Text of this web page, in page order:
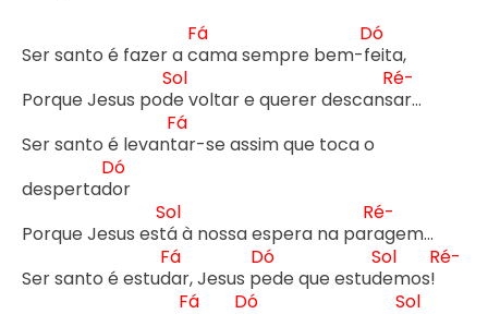
Ser santo é fazer a c
Fá
ama sempre bem-f
Dó
eita,
Porque Jesus pod
Sol
e voltar e querer descans
Ré-
ar…
Ser santo é levant
Fá
ar-se assim que toca o
despertad
Dó
or
Porque Jesus est
Sol
á à nossa espera na par
Ré-
agem…
Ser santo é estud
Fá
ar, Jesus p
Dó
ede que estud
Sol
emos!
Ré-
Fá
Dó
Sol